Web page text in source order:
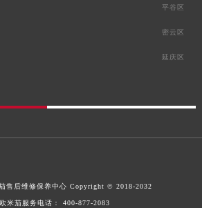
平谷区
密云区
延庆区
售后维修保养中心 Copyright © 2018-2032
米茄服务电话： 400-877-2083